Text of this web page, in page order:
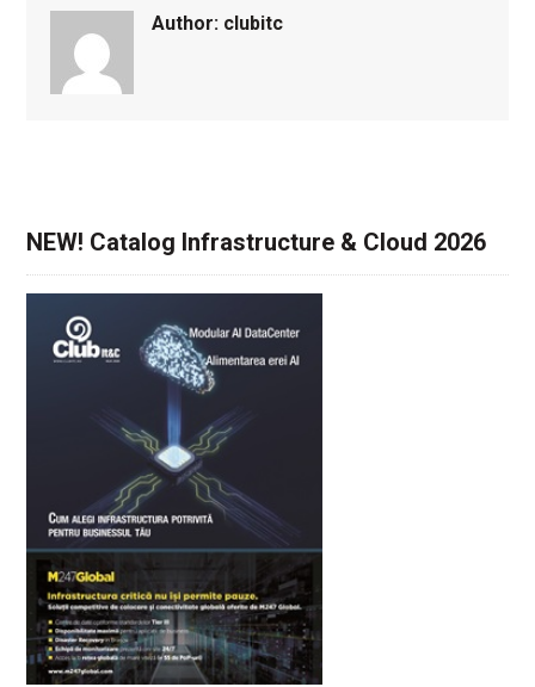
Author: clubitc
NEW! Catalog Infrastructure & Cloud 2026